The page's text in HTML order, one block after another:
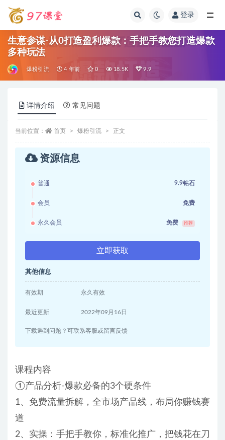
登录
生意参谋-从0打造盈利爆款：手把手教您打造爆款
多种玩法
爆粉引流 4 年前 0 18.5K 9.9
详情介绍 常见问题
当前位置： 首页 爆粉引流 正文
资源信息
普通 9.9钻石
会员 免费
永久会员 免费 推荐
立即获取
其他信息
有效期 永久有效
最近更新 2022年09月16日
下载遇到问题？可联系客服或留言反馈
课程内容
①产品分析-爆款必备的3个硬条件
1、免费流量拆解，全市场产品线，布局你赚钱赛
道
2、实操：手把手教你，标准化推广，把钱花在刀